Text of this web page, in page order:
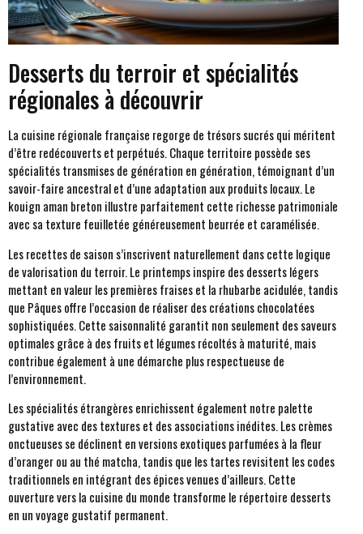
Desserts du terroir et spécialités
régionales à découvrir
La cuisine régionale française regorge de trésors sucrés qui méritent
d’être redécouverts et perpétués. Chaque territoire possède ses
spécialités transmises de génération en génération, témoignant d’un
savoir-faire ancestral et d’une adaptation aux produits locaux. Le
kouign aman breton illustre parfaitement cette richesse patrimoniale
avec sa texture feuilletée généreusement beurrée et caramélisée.
Les recettes de saison s’inscrivent naturellement dans cette logique
de valorisation du terroir. Le printemps inspire des desserts légers
mettant en valeur les premières fraises et la rhubarbe acidulée, tandis
que Pâques offre l’occasion de réaliser des créations chocolatées
sophistiquées. Cette saisonnalité garantit non seulement des saveurs
optimales grâce à des fruits et légumes récoltés à maturité, mais
contribue également à une démarche plus respectueuse de
l’environnement.
Les spécialités étrangères enrichissent également notre palette
gustative avec des textures et des associations inédites. Les crèmes
onctueuses se déclinent en versions exotiques parfumées à la fleur
d’oranger ou au thé matcha, tandis que les tartes revisitent les codes
traditionnels en intégrant des épices venues d’ailleurs. Cette
ouverture vers la cuisine du monde transforme le répertoire desserts
en un voyage gustatif permanent.